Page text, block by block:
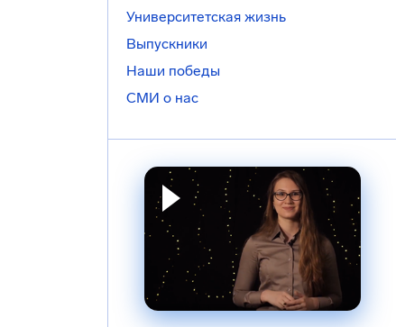
Университетская жизнь
Выпускники
Наши победы
СМИ о нас